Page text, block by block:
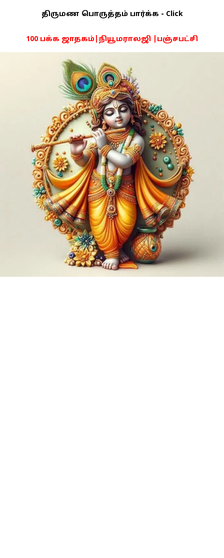
திருமண பொருத்தம் பார்க்க - Click
100 பக்க ஜாதகம்|நியூமராலஜி |பஞ்சபட்சி
PDF -72மட்டும் -Click